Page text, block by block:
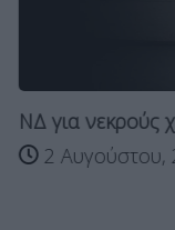
ΝΔ για νεκρούς
2 Αυγούστου,